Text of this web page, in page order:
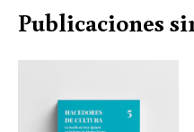
Publicaciones